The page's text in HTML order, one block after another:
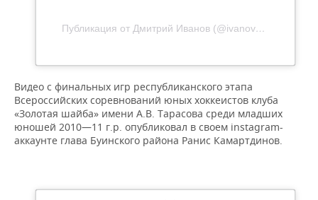
Публикация от Дмитрий Иванов (@ivanov_dmitriy1972)
Видео с финальных игр республиканского этапа
Всероссийских соревнований юных хоккеистов клуба
«Золотая шайба» имени А.В. Тарасова среди младших
юношей 2010—11 г.р. опубликовал в своем instagram-
аккаунте глава Буинского района Ранис Камартдинов.